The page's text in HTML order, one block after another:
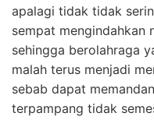
apalagi tidak tidak
sempat meng­indahkan
sehingga berolahraga
malah terus menjadi
sebab dapat
terpampang tidak